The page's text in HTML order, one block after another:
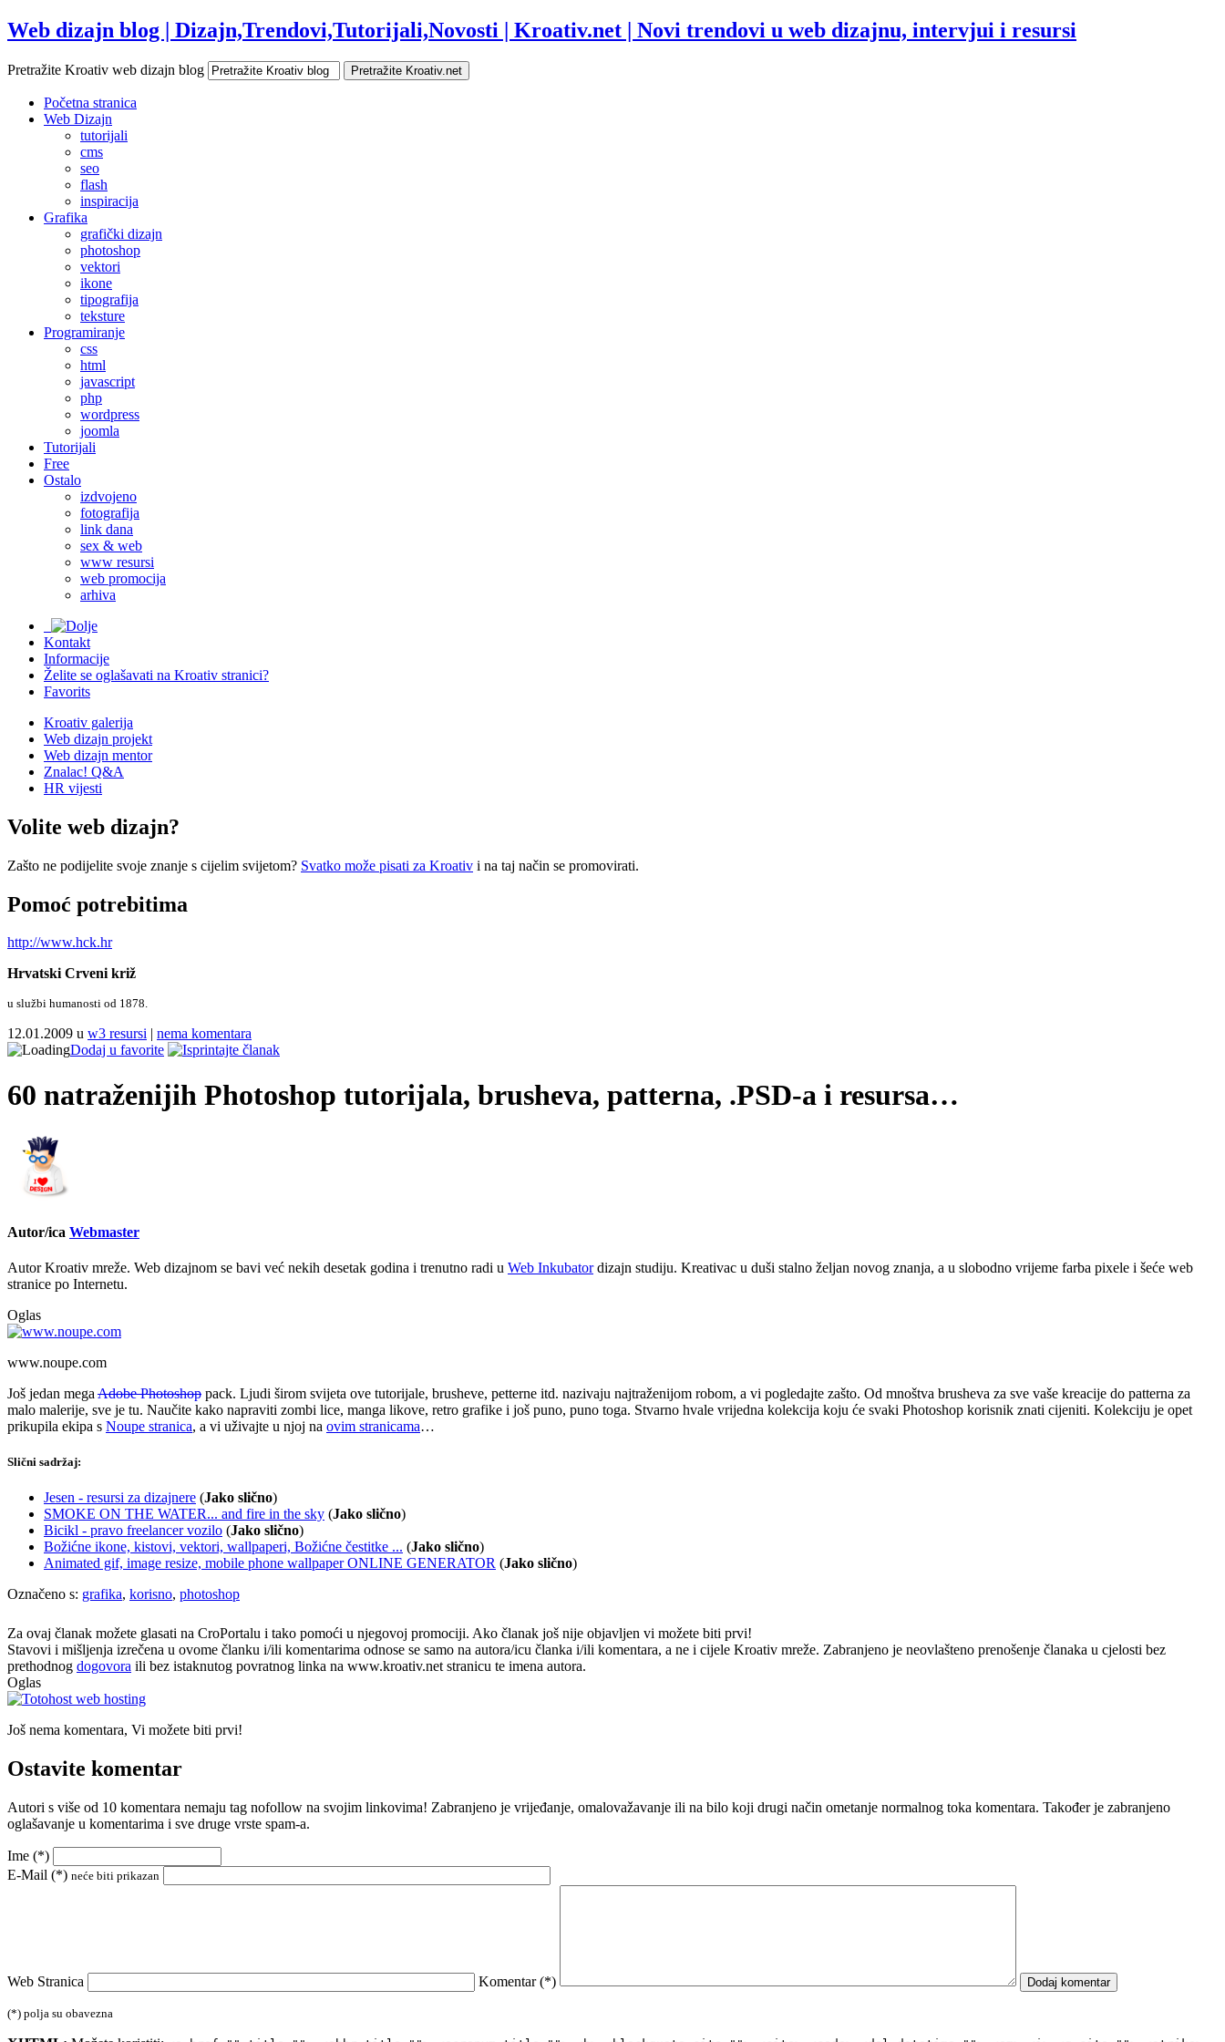
Web dizajn blog | Dizajn,Trendovi,Tutorijali,Novosti | Kroativ.net | Novi trendovi u web dizajnu, intervjui i resursi
Pretražite Kroativ web dizajn blog
Početna stranica
Web Dizajn
tutorijali
cms
seo
flash
inspiracija
Grafika
grafički dizajn
photoshop
vektori
ikone
tipografija
teksture
Programiranje
css
html
javascript
php
wordpress
joomla
Tutorijali
Free
Ostalo
izdvojeno
fotografija
link dana
sex & web
www resursi
web promocija
arhiva
Kontakt
Informacije
Želite se oglašavati na Kroativ stranici?
Favorits
Kroativ galerija
Web dizajn projekt
Web dizajn mentor
Znalac! Q&A
HR vijesti
Volite web dizajn?
Zašto ne podijelite svoje znanje s cijelim svijetom? Svatko može pisati za Kroativ i na taj način se promovirati.
Pomoć potrebitima
http://www.hck.hr
Hrvatski Crveni križ
u službi humanosti od 1878.
12.01.2009 u w3 resursi | nema komentara
Dodaj u favorite
60 natraženijih Photoshop tutorijala, brusheva, patterna, .PSD-a i resursa…
Autor/ica Webmaster
Autor Kroativ mreže. Web dizajnom se bavi već nekih desetak godina i trenutno radi u Web Inkubatordizajn studiju. Kreativac u duši stalno željan novog znanja, a u slobodno vrijeme farba pixele i šeće web
stranice po Internetu.
Oglas
www.noupe.com
Još jedan mega Adobe Photoshop pack. Ljudi širom svijeta ove tutorijale, brusheve, petterne itd. nazivaju najtraženijom robom, a vi pogledajte zašto. Od mnoštva brusheva za sve vaše kreacije do patterna za
malo malerije, sve je tu. Naučite kako napraviti zombi lice, manga likove, retro grafike i još puno, puno toga. Stvarno hvale vrijedna kolekcija koju će svaki Photoshop korisnik znati cijeniti. Kolekciju je opet
prikupila ekipa s Noupe stranica, a vi uživajte u njoj na ovim stranicama…
Slični sadržaj:
Jesen - resursi za dizajnere (Jako slično)
SMOKE ON THE WATER... and fire in the sky (Jako slično)
Bicikl - pravo freelancer vozilo (Jako slično)
Božićne ikone, kistovi, vektori, wallpaperi, Božićne čestitke ... (Jako slično)
Animated gif, image resize, mobile phone wallpaper ONLINE GENERATOR (Jako slično)
Označeno s: grafika, korisno, photoshop
Za ovaj članak možete glasati na CroPortalu i tako pomoći u njegovoj promociji. Ako članak još nije objavljen vi možete biti prvi!
Stavovi i mišljenja izrečena u ovome članku i/ili komentarima odnose se samo na autora/icu članka i/ili komentara, a ne i cijele Kroativ mreže. Zabranjeno je neovlašteno prenošenje članaka u cjelosti bez
prethodnog dogovora ili bez istaknutog povratnog linka na www.kroativ.net stranicu te imena autora.
Oglas
Još nema komentara, Vi možete biti prvi!
Ostavite komentar
Autori s više od 10 komentara nemaju tag nofollow na svojim linkovima! Zabranjeno je vrijeđanje, omalovažavanje ili na bilo koji drugi način ometanje normalnog toka komentara. Također je zabranjeno
oglašavanje u komentarima i sve druge vrste spam-a.
Ime (*)
E-Mail (*) neće biti prikazan
Web Stranica Komentar (*)
(*) polja su obavezna